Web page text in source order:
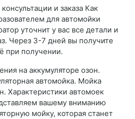
и заказа Как
для автомойки
уточнит у вас все детали и
Через 3-7 дней вы получите
при получении.
на аккумуляторе озон.
автомойка. Мойка
Характеристики автомоек
вашему вниманию
мойку, которая станет